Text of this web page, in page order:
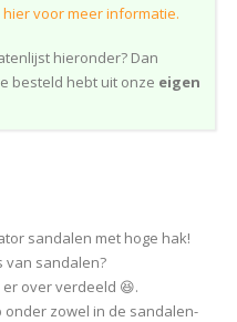
hier voor meer informatie.
hieronder? Dan
besteld hebt uit onze eigen
sandalen met hoge hak!
van sandalen?
over verdeeld 😆.
zowel in de sandalen-